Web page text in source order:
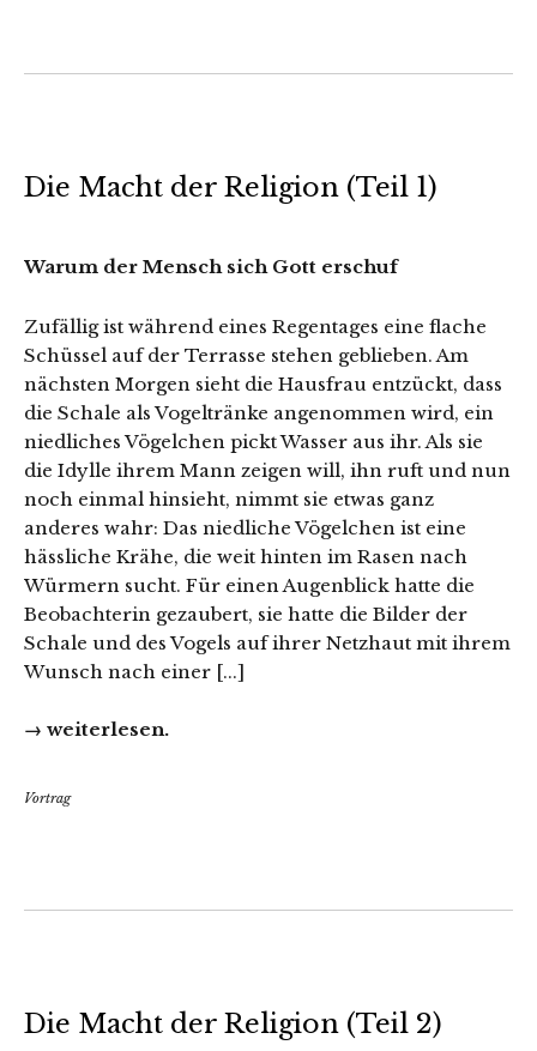
Die Macht der Religion (Teil 1)
Warum der Mensch sich Gott erschuf
Zufällig ist während eines Regentages eine flache
Schüssel auf der Terrasse stehen geblieben. Am
nächsten Morgen sieht die Hausfrau entzückt, dass
die Schale als Vogeltränke angenommen wird, ein
niedliches Vögelchen pickt Wasser aus ihr. Als sie
die Idylle ihrem Mann zeigen will, ihn ruft und nun
noch einmal hinsieht, nimmt sie etwas ganz
anderes wahr: Das niedliche Vögelchen ist eine
hässliche Krähe, die weit hinten im Rasen nach
Würmern sucht. Für einen Augenblick hatte die
Beobachterin gezaubert, sie hatte die Bilder der
Schale und des Vogels auf ihrer Netzhaut mit ihrem
Wunsch nach einer [...]
→ weiterlesen.
Vortrag
Die Macht der Religion (Teil 2)